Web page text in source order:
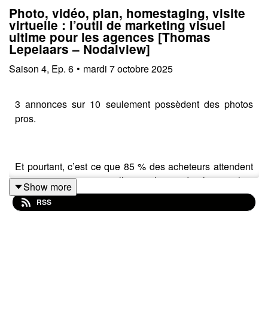
Photo, vidéo, plan, homestaging, visite
virtuelle : l’outil de marketing visuel
ultime pour les agences [Thomas
Lepelaars – Nodalview]
Saison 4, Ep. 6 • mardi 7 octobre 2025
3 annonces sur 10 seulement possèdent des photos
pros.
Et pourtant, c’est ce que 85 % des acheteurs attendent
— avec une visite virtuelle, un plan et, de plus en plus,
une vidéo.
Show more
RSS